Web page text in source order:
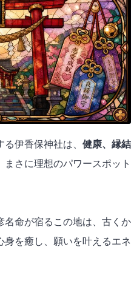
伊香保神社は、 健康、縁結
まさに理想のパワースポット
名命が宿るこの地は、古くか
身を癒し、願いを叶えるエネ